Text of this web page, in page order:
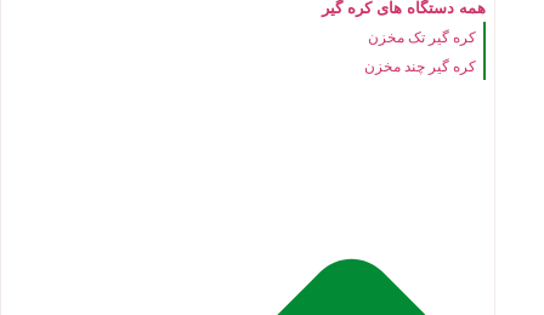
همه دستگاه های کره گیر
کره گیر تک مخزن
کره گیر چند مخزن